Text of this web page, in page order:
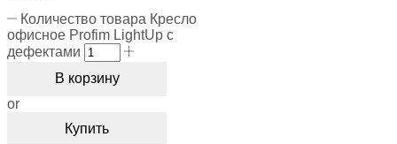
Количество товара Кресло
офисное Profim LightUp с
дефектами
В корзину
or
Купить